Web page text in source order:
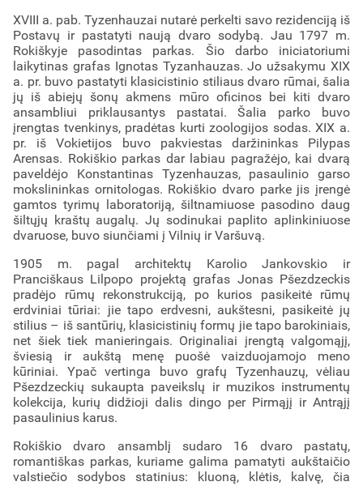
XVIII a. pab. Tyzenhauzai nutarė perkelti savo rezidenciją iš
Postavų ir pastatyti naują dvaro sodybą. Jau 1797 m.
Rokiškyje pasodintas parkas. Šio darbo iniciatoriumi
laikytinas grafas Ignotas Tyzanhauzas. Jo užsakymu XIX
a. pr. buvo pastatyti klasicistinio stiliaus dvaro rūmai, šalia
jų iš abiejų šonų akmens mūro oficinos bei kiti dvaro
ansambliui priklausantys pastatai. Šalia parko buvo
įrengtas tvenkinys, pradėtas kurti zoologijos sodas. XIX a.
pr. iš Vokietijos buvo pakviestas daržininkas Pilypas
Arensas. Rokiškio parkas dar labiau pagražėjo, kai dvarą
paveldėjo Konstantinas Tyzenhauzas, pasaulinio garso
mokslininkas ornitologas. Rokiškio dvaro parke jis įrengė
gamtos tyrimų laboratoriją, šiltnamiuose pasodino daug
šiltųjų kraštų augalų. Jų sodinukai paplito aplinkiniuose
dvaruose, buvo siunčiami į Vilnių ir Varšuvą.
1905 m. pagal architektų Karolio Jankovskio ir
Pranciškaus Lilpopo projektą grafas Jonas Pšezdzeckis
pradėjo rūmų rekonstrukciją, po kurios pasikeitė rūmų
erdviniai tūriai: jie tapo erdvesni, aukštesni, pasikeitė jų
stilius – iš santūrių, klasicistinių formų jie tapo barokiniais,
net šiek tiek manieringais. Originaliai įrengtą valgomąjį,
šviesią ir aukštą menę puošė vaizduojamojo meno
kūriniai. Ypač vertinga buvo grafų Tyzenhauzų, vėliau
Pšezdzeckių sukaupta paveikslų ir muzikos instrumentų
kolekcija, kurių didžioji dalis dingo per Pirmąjį ir Antrąjį
pasaulinius karus.
Rokiškio dvaro ansamblį sudaro 16 dvaro pastatų,
romantiškas parkas, kuriame galima pamatyti aukštaičio
valstiečio sodybos statinius: kluoną, klėtis, kalvę, čia